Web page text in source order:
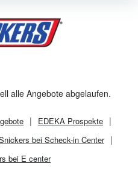
alle Angebote abgelaufen.
EDEKA Prospekte
bei Scheck-in Center
bei E center